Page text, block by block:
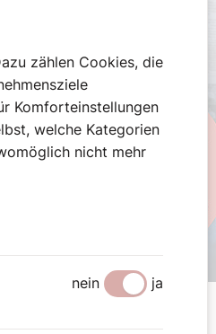
zählen Cookies, die
Komforteinstellungen
welche Kategorien
nicht mehr
nein ja